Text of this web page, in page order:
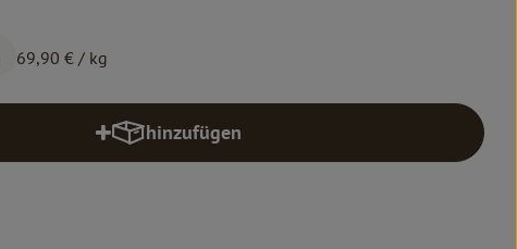
69,90 € / kg
hinzufügen
Produkt zum Warenkorb hinzufügen